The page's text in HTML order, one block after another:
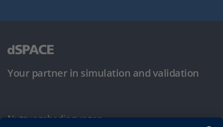
Your partner in simulation and validation
Nutzungsbedingungen